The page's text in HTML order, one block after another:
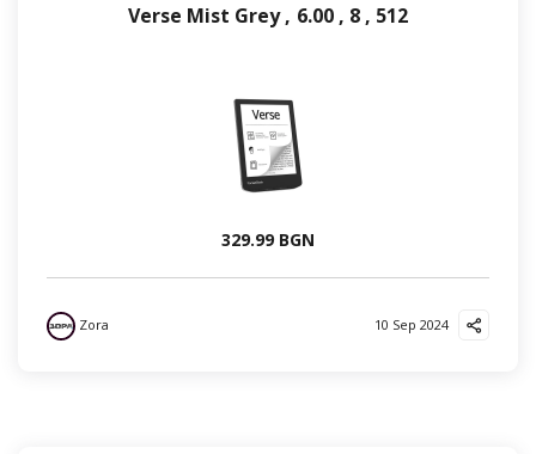
Verse Mist Grey , 6.00 , 8 , 512
329.99 BGN
Zora 10 Sep 2024